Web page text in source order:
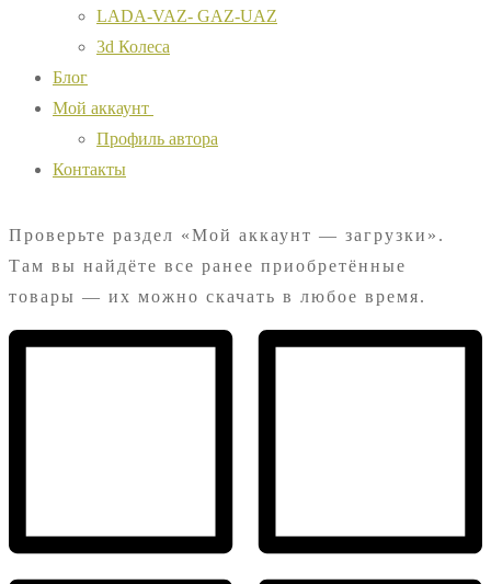
LADA-VAZ- GAZ-UAZ
3d Колеса
Блог
Мой аккаунт
Профиль автора
Контакты
Проверьте раздел «Мой аккаунт — загрузки».
Там вы найдёте все ранее приобретённые
товары — их можно скачать в любое время.